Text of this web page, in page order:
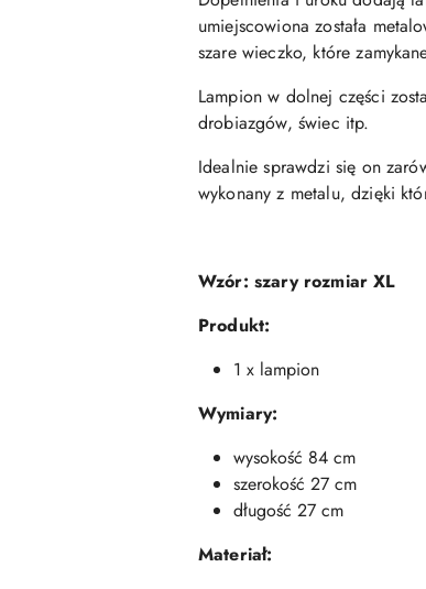
umiejscowiona została
szare wieczko, które
Lampion w dolnej części
drobiazgów, świec itp.
Idealnie sprawdzi się on
wykonany z metalu, dzięki
Wzór: szary rozmiar XL
Produkt:
1 x lampion
Wymiary:
wysokość 84 cm
szerokość 27 cm
długość 27 cm
Materiał: